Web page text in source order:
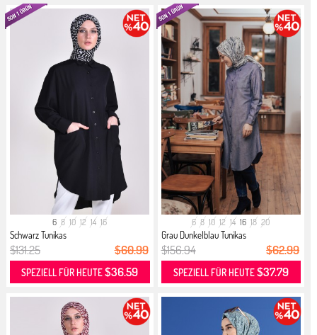
6 8 10 12 14 16
Schwarz Tunikas
$131.25 $60.99
SPEZIELL FÜR HEUTE$36.59
6 8 10 12 14 16 18 20
Grau Dunkelblau Tunikas
$156.94 $62.99
SPEZIELL FÜR HEUTE$37.79